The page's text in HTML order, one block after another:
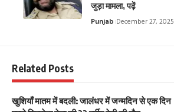
जुड़ा मामला, पढ़ें
Punjab December 27, 2025
Related Posts
खुशियाँ मातम में बदली: जालंधर में जन्मदिन से एक दिन